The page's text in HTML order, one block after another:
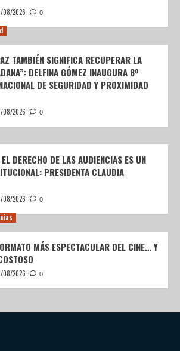
08/2026 0
TAMBIÉN SIGNIFICA RECUPERAR LA
DELFINA GÓMEZ INAUGURA 8º
DE SEGURIDAD Y PROXIMIDAD
08/2026 0
DERECHO DE LAS AUDIENCIAS ES UN
PRESIDENTA CLAUDIA
08/2026 0
MÁS ESPECTACULAR DEL CINE… Y
08/2026 0